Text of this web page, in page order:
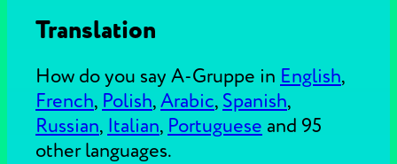
Translation
How do you say A-Gruppe in English,
French, Polish,Arabic, Spanish,
Russian, Italian, Portuguese and 95
other languages.